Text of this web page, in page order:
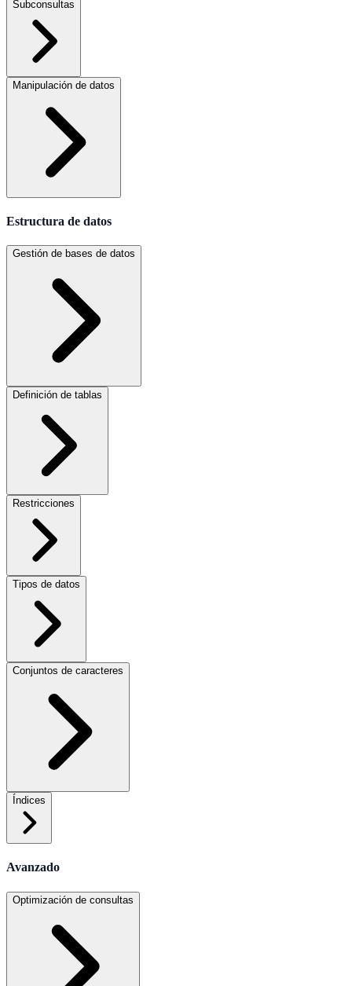
Subconsultas
Manipulación de datos
Estructura de datos
Gestión de bases de datos
Definición de tablas
Restricciones
Tipos de datos
Conjuntos de caracteres
Índices
Avanzado
Optimización de consultas